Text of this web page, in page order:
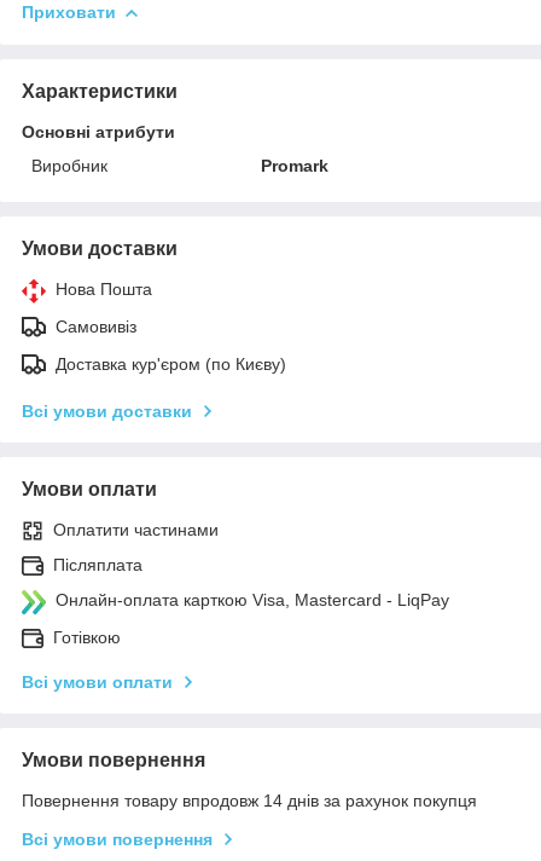
Приховати
Характеристики
Основні атрибути
Виробник
Promark
Умови доставки
Нова Пошта
Самовивіз
Доставка кур'єром (по Києву)
Всі умови доставки
Умови оплати
Оплатити частинами
Післяплата
Онлайн-оплата карткою Visa, Mastercard - LiqPay
Готівкою
Всі умови оплати
Умови повернення
Повернення товару впродовж 14 днів за рахунок покупця
Всі умови повернення